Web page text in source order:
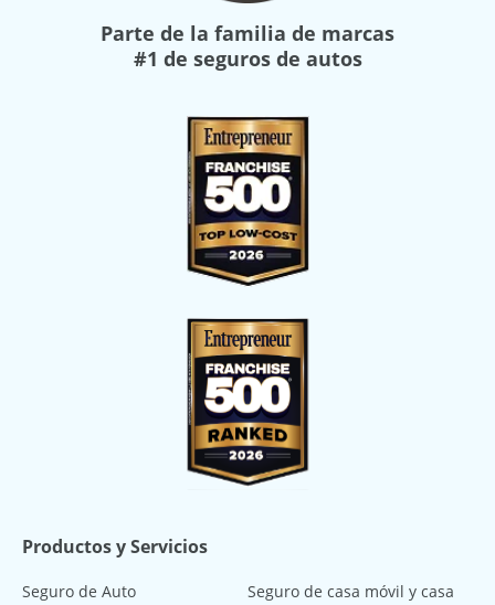
Parte de la familia de marcas
#1 de seguros de autos
Productos y Servicios
Seguro de Auto
Seguro de casa móvil y casa